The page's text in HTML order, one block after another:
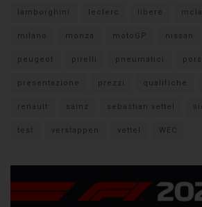
lamborghini leclerc libere
milano monza motoGP nissan
peugeot pirelli pneumatici
presentazione prezzi qualifiche
renault sainz sebastian vettel
test verstappen vettel WEC